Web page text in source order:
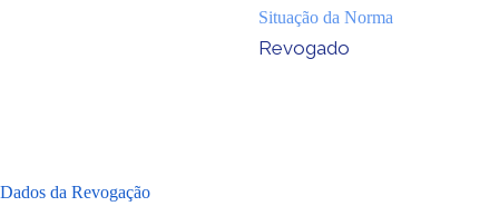
Situação da Norma
Revogado
Dados da Revogação